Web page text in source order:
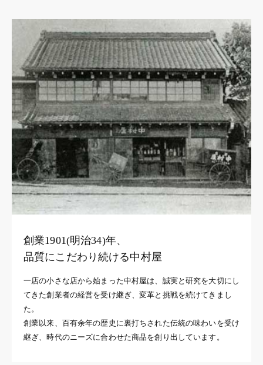
創業1901(明治34)年、
品質にこだわり続ける中村屋
一店の小さな店から始まった中村屋は、誠実と研究を大切にし
てきた創業者の経営を受け継ぎ、変革と挑戦を続けてきまし
た。
創業以来、百有余年の歴史に裏打ちされた伝統の味わいを受け
継ぎ、時代のニーズに合わせた商品を創り出しています。